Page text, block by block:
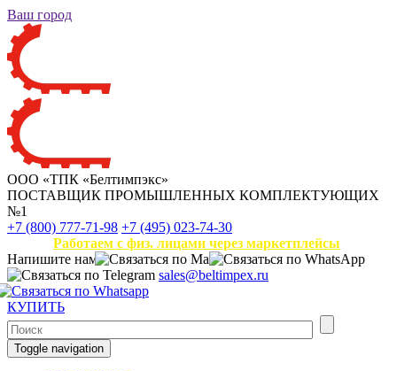
Ваш город
ООО «ТПК «Белтимпэкс»
ПОСТАВЩИК ПРОМЫШЛЕННЫХ КОМПЛЕКТУЮЩИХ
№1
+7 (800) 777-71-98 +7 (495) 023-74-30
Работаем с физ. лицами через маркетплейсы
Напишите нам
sales@beltimpex.ru
КУПИТЬ
Toggle navigation